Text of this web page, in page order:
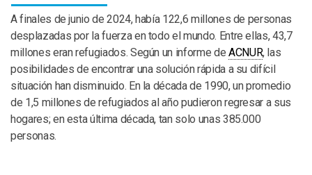
A finales de junio de 2024, había 122,6 millones de personas
desplazadas por la fuerza en todo el mundo. Entre ellas, 43,7
millones eran refugiados. Según un informe de ACNUR, las
posibilidades de encontrar una solución rápida a su difícil
situación han disminuido. En la década de 1990, un promedio
de 1,5 millones de refugiados al año pudieron regresar a sus
hogares; en esta última década, tan solo unas 385.000
personas.